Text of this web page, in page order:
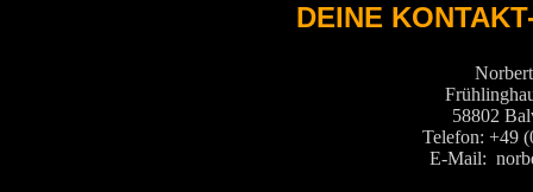
DEINE
58802
Telefon: +49
E-Mail: